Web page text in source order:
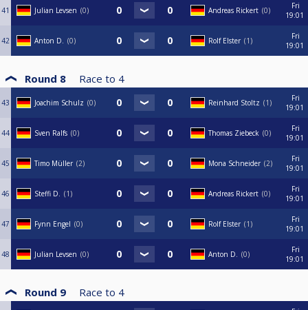
41 Julian Levsen 0 Andreas Rickert 0
Fri
19:01
42 Anton D. 0 Rolf Elster 1
Fri
19:01
Round 8 Race to 4
43 Joachim Schulz 0 Reinhard Stoltz 1
Fri
19:01
44 Sven Ralfs 0 Thomas Ziebeck 0
Fri
19:01
45 Timo Müller 2 Mona Schneider 2
Fri
19:01
46 Steffi D. 1 Andreas Rickert 0
Fri
19:01
47 Fynn Engel 0 Rolf Elster 1
Fri
19:01
48 Julian Levsen 0 Anton D. 0
Fri
19:01
Round 9 Race to 4